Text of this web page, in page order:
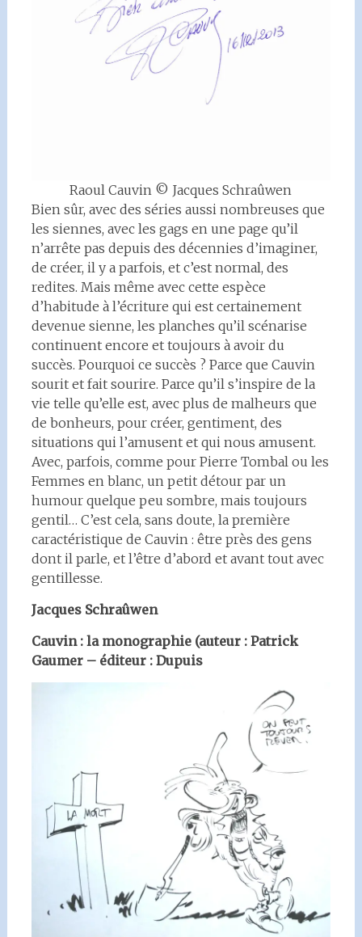
Raoul Cauvin © Jacques Schraûwen
Bien sûr, avec des séries aussi nombreuses que
les siennes, avec les gags en une page qu’il
n’arrête pas depuis des décennies d’imaginer,
de créer, il y a parfois, et c’est normal, des
redites. Mais même avec cette espèce
d’habitude à l’écriture qui est certainement
devenue sienne, les planches qu’il scénarise
continuent encore et toujours à avoir du
succès. Pourquoi ce succès ? Parce que Cauvin
sourit et fait sourire. Parce qu’il s’inspire de la
vie telle qu’elle est, avec plus de malheurs que
de bonheurs, pour créer, gentiment, des
situations qui l’amusent et qui nous amusent.
Avec, parfois, comme pour Pierre Tombal ou les
Femmes en blanc, un petit détour par un
humour quelque peu sombre, mais toujours
gentil… C’est cela, sans doute, la première
caractéristique de Cauvin : être près des gens
dont il parle, et l’être d’abord et avant tout avec
gentillesse.
Jacques Schraûwen
Cauvin : la monographie (auteur : Patrick
Gaumer – éditeur : Dupuis